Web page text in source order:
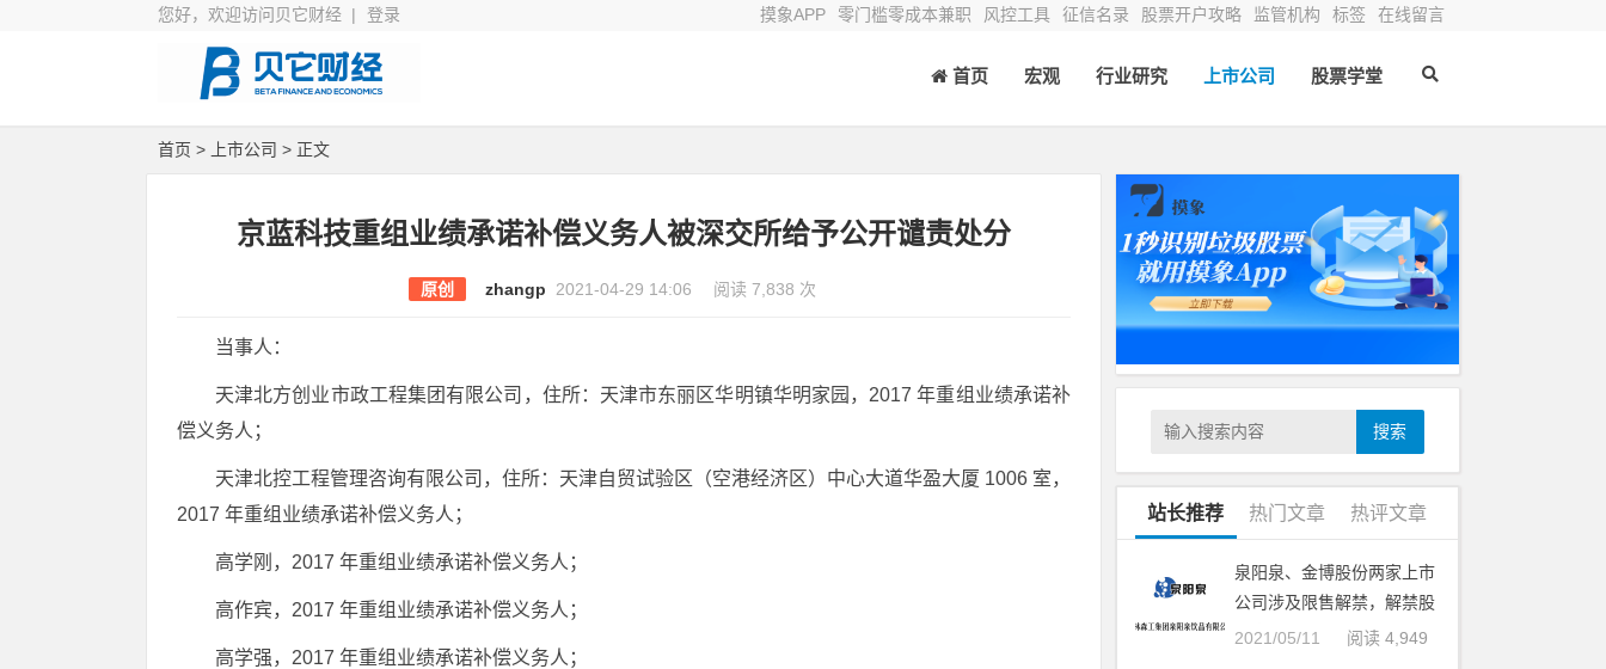
您好，欢迎访问贝它财经 | 登录 摸象APP 零门槛零成本兼职 风控工具 征信名录 股票开户攻略 监管机构 标签 在线留言
首页 宏观 行业研究 上市公司 股票学堂
首页 > 上市公司 > 正文
京蓝科技重组业绩承诺补偿义务人被深交所给予公开谴责处分
原创 zhangp 2021-04-29 14:06 阅读 7,838 次
当事人：
天津北方创业市政工程集团有限公司，住所：天津市东丽区华明镇华明家园，2017 年重组业绩承诺补
偿义务人；
天津北控工程管理咨询有限公司，住所：天津自贸试验区（空港经济区）中心大道华盈大厦 1006 室，
2017 年重组业绩承诺补偿义务人；
高学刚，2017 年重组业绩承诺补偿义务人；
高作宾，2017 年重组业绩承诺补偿义务人；
高学强，2017 年重组业绩承诺补偿义务人；
搜索
站长推荐 热门文章 热评文章
泉阳泉、金博股份两家上市
公司涉及限售解禁，解禁股
最高占总股本的9.89%
阅读 4,949
2021/05/11